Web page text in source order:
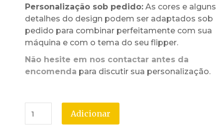
Personalização sob pedido: As cores e alguns
detalhes do design podem ser adaptados sob
pedido para combinar perfeitamente com sua
máquina e com o tema do seu flipper.
Não hesite em nos contactar antes da
encomenda para discutir sua personalização.
Adicionar